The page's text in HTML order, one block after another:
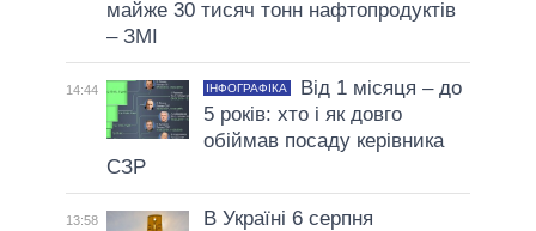
майже 30 тисяч тонн нафтопродуктів
– ЗМІ
14:44 ІНФОГРАФІКА
Від 1 місяця – до
5 років: хто і як довго
обіймав посаду керівника
СЗР
13:58
В Україні 6 серпня